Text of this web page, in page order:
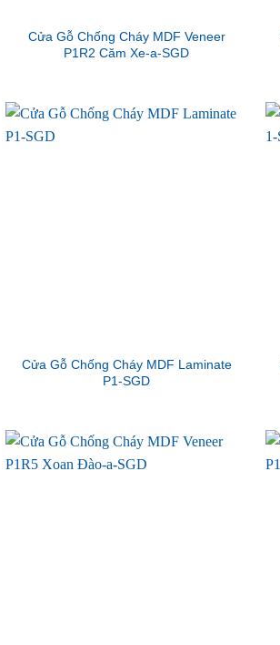
Cửa Gỗ Chống Cháy MDF Veneer
P1R2 Căm Xe-a-SGD
Cửa Gỗ Chống Cháy MDF Laminate
P1-SGD